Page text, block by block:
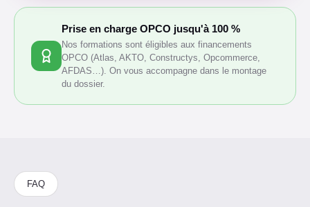
Prise en charge OPCO jusqu'à 100 %
Nos formations sont éligibles aux financements
OPCO (Atlas, AKTO, Constructys, Opcommerce,
AFDAS…). On vous accompagne dans le montage
du dossier.
FAQ